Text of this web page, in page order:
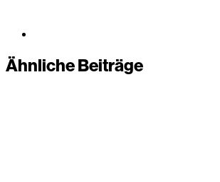
Ähnliche Beiträge